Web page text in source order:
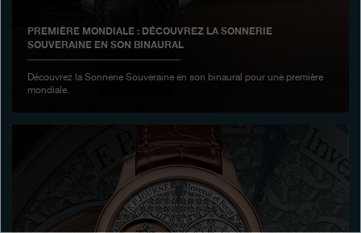
FRANÇAIS ENGLISH 日本語
PREMIÈRE MONDIALE : DÉCOUVREZ LA SONNERIE
SOUVERAINE EN SON BINAURAL
Découvrez la Sonnerie Souveraine en son binaural pour une première
mondiale.